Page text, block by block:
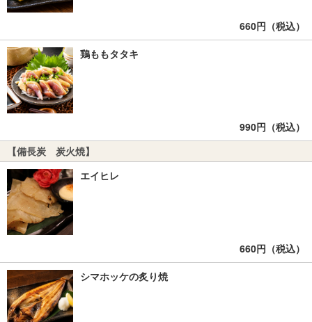
660円（税込）
鶏ももタタキ
990円（税込）
【備長炭 炭火焼】
エイヒレ
660円（税込）
シマホッケの炙り焼